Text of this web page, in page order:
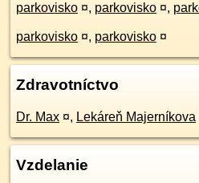
parkovisko ¤, parkovisko ¤,
parkovisko ¤, parkovisko ¤
Zdravotníctvo
Dr. Max ¤, Lekáreň Majerníkova
Vzdelanie